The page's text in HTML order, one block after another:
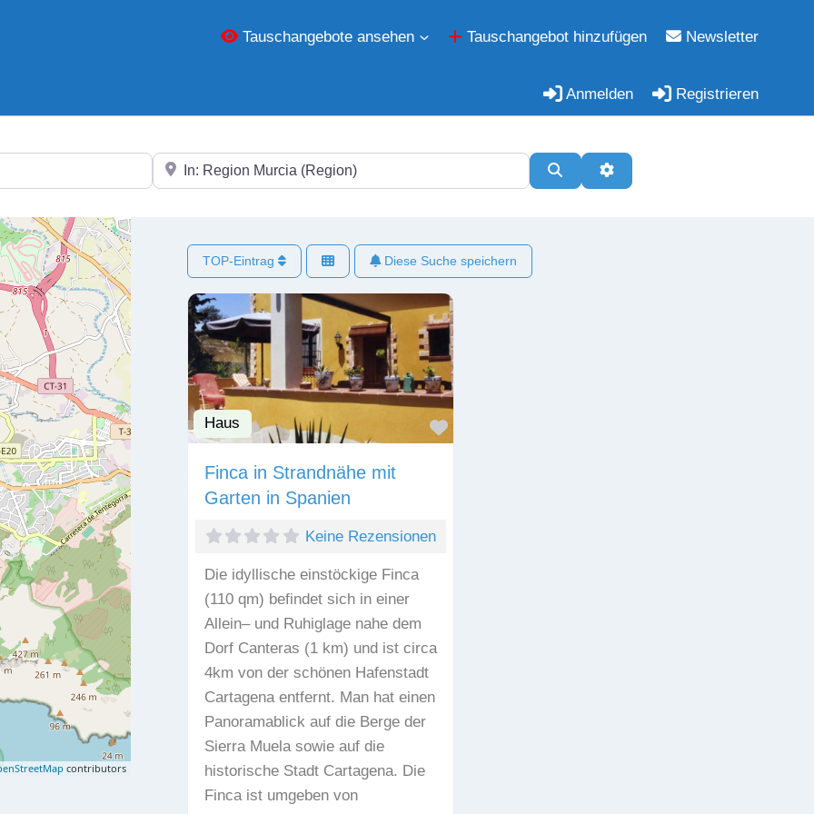
Tauschangebote ansehen Tauschangebot hinzufügen Newsletter
Anmelden Registrieren
In der Nähe SuchenErweiterte Filter
contributors
TOP-Eintrag Diese Suche speichern
Haus Favorit
Finca in Strandnähe mit
Garten in Spanien
Keine Rezensionen
Die idyllische einstöckige Finca
(110 qm) befindet sich in einer
Allein– und Ruhiglage nahe dem
Dorf Canteras (1 km) und ist circa
4km von der schönen Hafenstadt
Cartagena entfernt. Man hat einen
Panoramablick auf die Berge der
Sierra Muela sowie auf die
historische Stadt Cartagena. Die
Finca ist umgeben von